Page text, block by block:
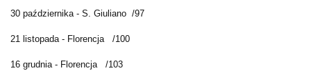
30 października - S. Giuliano /97
21 listopada - Florencja /100
16 grudnia - Florencja /103